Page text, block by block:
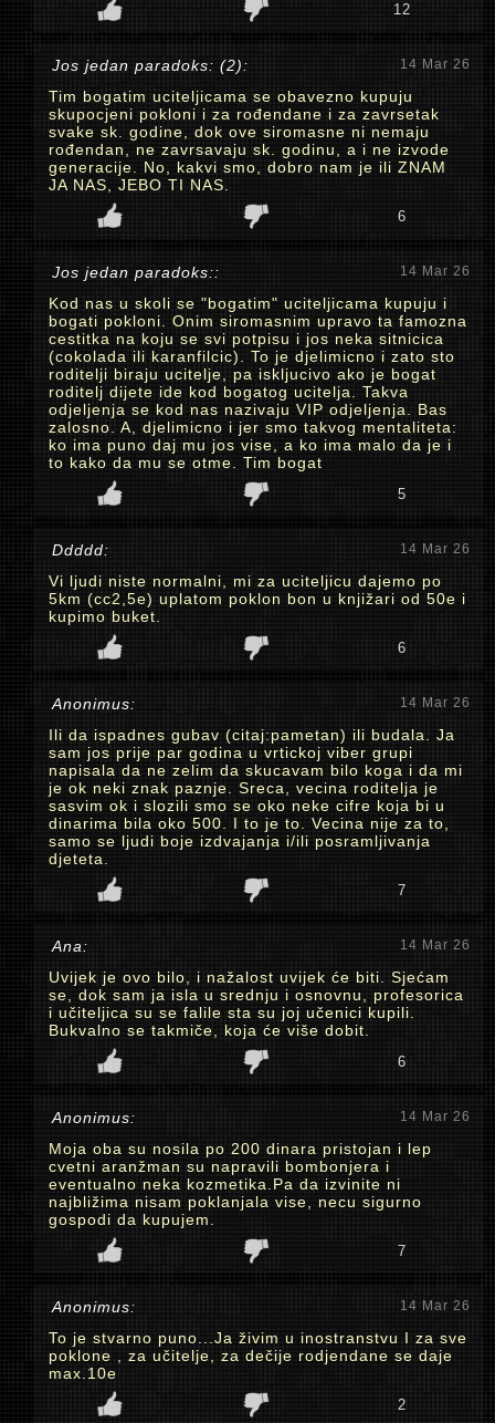
12
Jos jedan paradoks: (2): 14 Mar 26
Tim bogatim uciteljicama se obavezno kupuju
skupocjeni pokloni i za rođendane i za zavrsetak
svake sk. godine, dok ove siromasne ni nemaju
rođendan, ne zavrsavaju sk. godinu, a i ne izvode
generacije. No, kakvi smo, dobro nam je ili ZNAM
JA NAS, JEBO TI NAS.
6
Jos jedan paradoks:: 14 Mar 26
Kod nas u skoli se "bogatim" uciteljicama kupuju i
bogati pokloni. Onim siromasnim upravo ta famozna
cestitka na koju se svi potpisu i jos neka sitnicica
(cokolada ili karanfilcic). To je djelimicno i zato sto
roditelji biraju ucitelje, pa iskljucivo ako je bogat
roditelj dijete ide kod bogatog ucitelja. Takva
odjeljenja se kod nas nazivaju VIP odjeljenja. Bas
zalosno. A, djelimicno i jer smo takvog mentaliteta:
ko ima puno daj mu jos vise, a ko ima malo da je i
to kako da mu se otme. Tim bogat
5
Ddddd: 14 Mar 26
Vi ljudi niste normalni, mi za uciteljicu dajemo po
5km (cc2,5e) uplatom poklon bon u knjižari od 50e i
kupimo buket.
6
Anonimus: 14 Mar 26
Ili da ispadnes gubav (citaj:pametan) ili budala. Ja
sam jos prije par godina u vrtickoj viber grupi
napisala da ne zelim da skucavam bilo koga i da mi
je ok neki znak paznje. Sreca, vecina roditelja je
sasvim ok i slozili smo se oko neke cifre koja bi u
dinarima bila oko 500. I to je to. Vecina nije za to,
samo se ljudi boje izdvajanja i/ili posramljivanja
djeteta.
7
Ana: 14 Mar 26
Uvijek je ovo bilo, i nažalost uvijek će biti. Sjećam
se, dok sam ja isla u srednju i osnovnu, profesorica
i učiteljica su se falile sta su joj učenici kupili.
Bukvalno se takmiče, koja će više dobit.
6
Anonimus: 14 Mar 26
Moja oba su nosila po 200 dinara pristojan i lep
cvetni aranžman su napravili bombonjera i
eventualno neka kozmetika.Pa da izvinite ni
najbližima nisam poklanjala vise, necu sigurno
gospodi da kupujem.
7
Anonimus: 14 Mar 26
To je stvarno puno...Ja živim u inostranstvu I za sve
poklone , za učitelje, za dečije rodjendane se daje
max.10e
2